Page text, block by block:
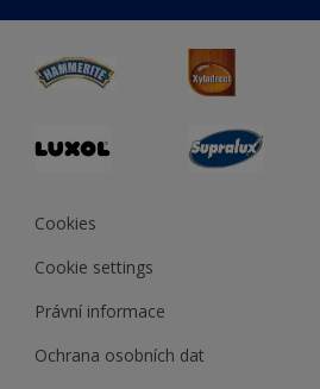
duluxprodejnabarev.cz
duluxpredajnafarieb.sk
Cookies
Cookie settings
Právní informace
Ochrana osobních dat